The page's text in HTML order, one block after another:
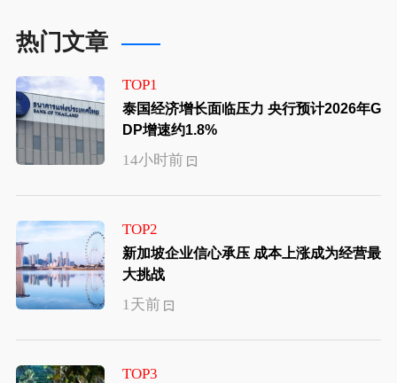
热门文章
TOP1
泰国经济增长面临压力 央行预计2026年G
DP增速约1.8%
14小时前
TOP2
新加坡企业信心承压 成本上涨成为经营最
大挑战
1天前
TOP3